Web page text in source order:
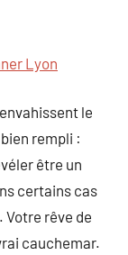
Lyon
le
rempli :
être un
certains cas
Votre rêve de
cauchemar.